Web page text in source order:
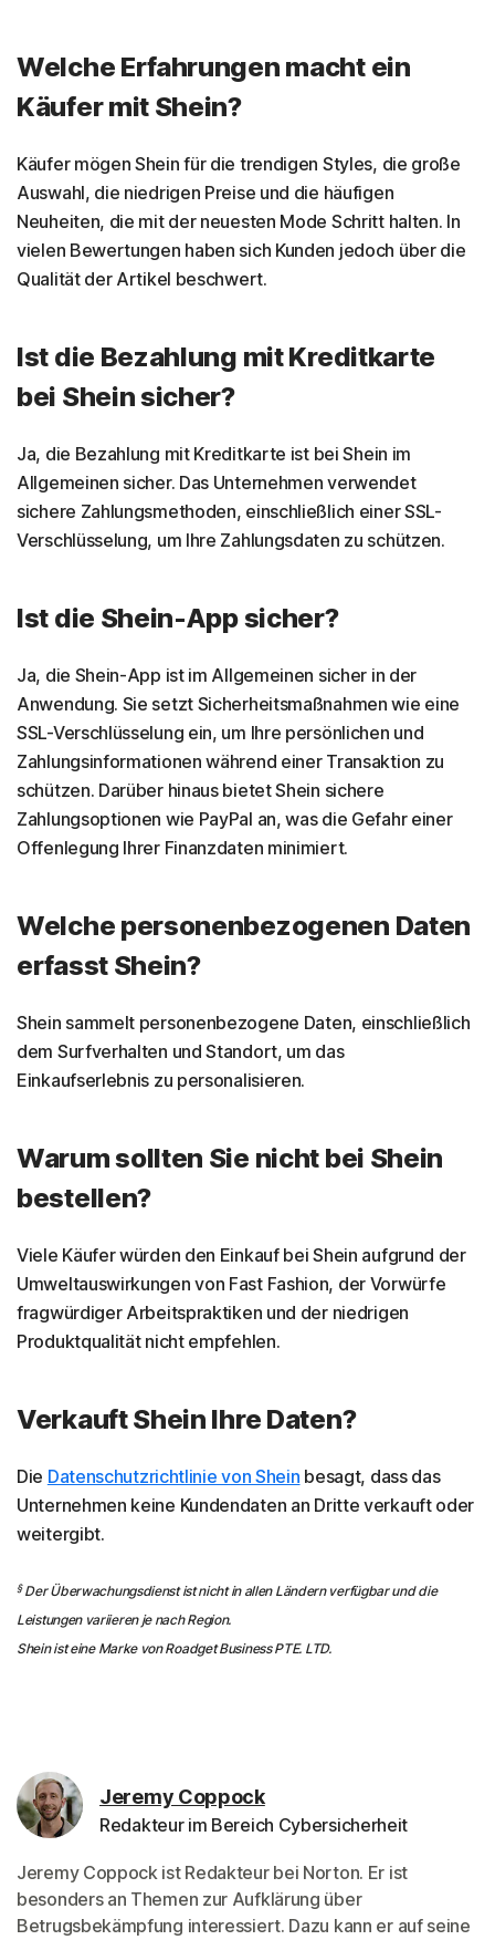
Welche Erfahrungen macht ein
Käufer mit Shein?
Käufer mögen Shein für die trendigen Styles, die große
Auswahl, die niedrigen Preise und die häufigen
Neuheiten, die mit der neuesten Mode Schritt halten. In
vielen Bewertungen haben sich Kunden jedoch über die
Qualität der Artikel beschwert.
Ist die Bezahlung mit Kreditkarte
bei Shein sicher?
Ja, die Bezahlung mit Kreditkarte ist bei Shein im
Allgemeinen sicher. Das Unternehmen verwendet
sichere Zahlungsmethoden, einschließlich einer SSL-
Verschlüsselung, um Ihre Zahlungsdaten zu schützen.
Ist die Shein-App sicher?
Ja, die Shein-App ist im Allgemeinen sicher in der
Anwendung. Sie setzt Sicherheitsmaßnahmen wie eine
SSL-Verschlüsselung ein, um Ihre persönlichen und
Zahlungsinformationen während einer Transaktion zu
schützen. Darüber hinaus bietet Shein sichere
Zahlungsoptionen wie PayPal an, was die Gefahr einer
Offenlegung Ihrer Finanzdaten minimiert.
Welche personenbezogenen Daten
erfasst Shein?
Shein sammelt personenbezogene Daten, einschließlich
dem Surfverhalten und Standort, um das
Einkaufserlebnis zu personalisieren.
Warum sollten Sie nicht bei Shein
bestellen?
Viele Käufer würden den Einkauf bei Shein aufgrund der
Umweltauswirkungen von Fast Fashion, der Vorwürfe
fragwürdiger Arbeitspraktiken und der niedrigen
Produktqualität nicht empfehlen.
Verkauft Shein Ihre Daten?
Die Datenschutzrichtlinie von Shein besagt, dass das
Unternehmen keine Kundendaten an Dritte verkauft oder
weitergibt.
§Der Überwachungsdienst ist nicht in allen Ländern verfügbar und die
Leistungen variieren je nach Region.
Shein ist eine Marke von Roadget Business PTE. LTD.
Jeremy Coppock
Redakteur im Bereich Cybersicherheit
Jeremy Coppock ist Redakteur bei Norton. Er ist
besonders an Themen zur Aufklärung über
Betrugsbekämpfung interessiert. Dazu kann er auf seine